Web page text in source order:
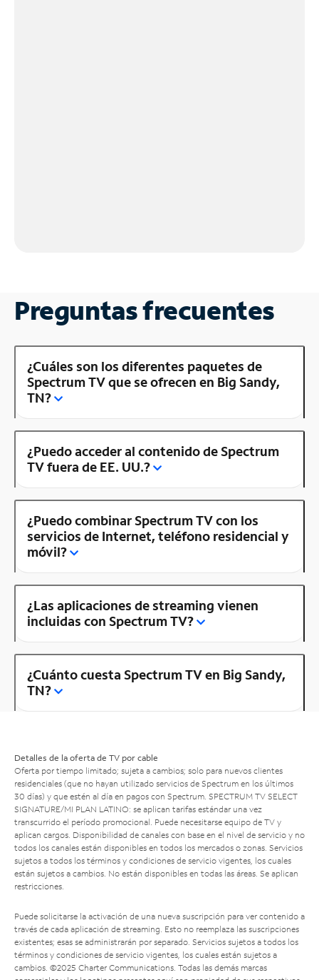
Preguntas frecuentes
¿Cuáles son los diferentes paquetes de
Spectrum TV que se ofrecen en Big Sandy,
TN?
¿Puedo acceder al contenido de Spectrum
TV fuera de EE. UU.?
¿Puedo combinar Spectrum TV con los
servicios de Internet, teléfono residencial y
móvil?
¿Las aplicaciones de streaming vienen
incluidas con Spectrum TV?
¿Cuánto cuesta Spectrum TV en Big Sandy,
TN?
Detalles de la oferta de TV por cable
Oferta por tiempo limitado; sujeta a cambios; solo para nuevos clientes
residenciales (que no hayan utilizado servicios de Spectrum en los últimos
30 días) y que estén al día en pagos con Spectrum. SPECTRUM TV SELECT
SIGNATURE/MI PLAN LATINO: se aplican tarifas estándar una vez
transcurrido el período promocional. Puede necesitarse equipo de TV y
aplican cargos. Disponibilidad de canales con base en el nivel de servicio y no
todos los canales están disponibles en todos los mercados o zonas. Servicios
sujetos a todos los términos y condiciones de servicio vigentes, los cuales
están sujetos a cambios. No están disponibles en todas las áreas. Se aplican
restricciones.
Puede solicitarse la activación de una nueva suscripción para ver contenido a
través de cada aplicación de streaming. Esto no reemplaza las suscripciones
existentes; esas se administrarán por separado. Servicios sujetos a todos los
términos y condiciones de servicio vigentes, los cuales están sujetos a
cambios. ©2025 Charter Communications. Todas las demás marcas